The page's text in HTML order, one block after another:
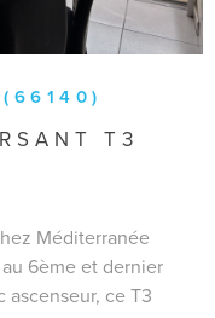
T3
Méditerranée
6ème et dernier
ascenseur, ce T3